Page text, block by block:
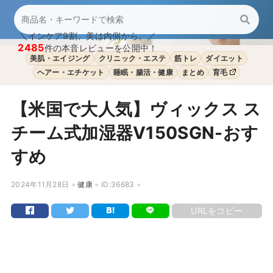
＼インケア9割、美は内側から。／
2485件の本音レビューを公開中！
美肌・エイジング クリニック・エステ 筋トレ
ダイエット
ヘアー・エチケット
睡眠・腸活・健康 まとめ 育毛
【米国で大人気】ヴィックス ス
チーム式加湿器V150SGN-おす
すめ
2024年11月28日 健康 ID:36683
URLをコピー